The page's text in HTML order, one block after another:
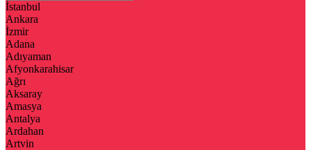
İstanbul
Ankara
İzmir
Adana
Adıyaman
Afyonkarahisar
Ağrı
Aksaray
Amasya
Antalya
Ardahan
Artvin